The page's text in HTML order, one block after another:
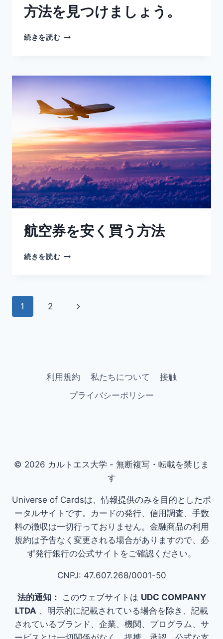
方法を見つけましょう。
続きを読む
航空券を安く買う方法
続きを読む
1 2
利用規約 私たちについて
接触
プライバシーポリシー
© 2026 カルトエス大学 - 無断複写・転載を禁じま
す
Universe of Cardsは、情報提供のみを目的としたポ
ータルサイトです。カードの発行、信用調査、手数
料の徴収は一切行っておりません。金融商品の利用
規約は予告なく変更される場合がありますので、必
ず発行銀行の公式サイトをご確認ください。
CNPJ: 47.607.268/0001-50
法的通知： このウェブサイトは UDC COMPANY
LTDA 、明示的に記載されている場合を除き、記載
されているブランド、企業、機関、プログラム、サ